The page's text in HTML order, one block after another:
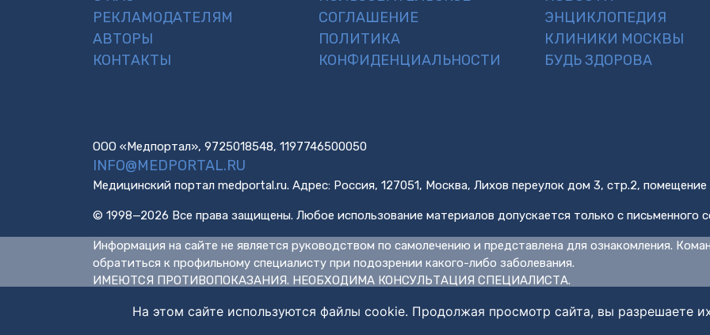
РЕКЛАМОДАТЕЛЯМ
АВТОРЫ
КОНТАКТЫ
СОГЛАШЕНИЕ
ПОЛИТИКА
КОНФИДЕНЦИАЛЬНОСТИ
ЭНЦИКЛОПЕДИЯ
КЛИНИКИ МОСКВЫ
БУДЬ ЗДОРОВА
ООО «Медпортал», 9725018548, 1197746500050
INFO@MEDPORTAL.RU
Медицинский портал medportal.ru. Адрес: Россия, 127051, Москва, Лихов переулок дом 3, стр.2, помещение
© 1998—2026 Все права защищены. Любое использование материалов допускается только с письменного
Информация на сайте не является руководством по самолечению и представлена для ознакомления.
обратиться к профильному специалисту при подозрении какого-либо заболевания.
ИМЕЮТСЯ ПРОТИВОПОКАЗАНИЯ. НЕОБХОДИМА КОНСУЛЬТАЦИЯ СПЕЦИАЛИСТА.
На этом сайте используются файлы cookie. Продолжая просмотр сайта, вы разрешаете